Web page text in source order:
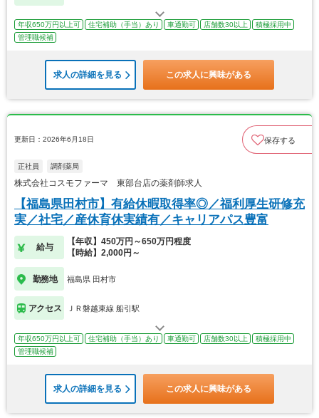
年収650万円以上可 住宅補助（手当）あり 車通勤可 店舗数30以上
積極採用中
管理職候補
求人の詳細を見る この求人に興味がある
更新日：2026年6月18日 保存する
正社員 調剤薬局
株式会社コスモファーマ 東部台店の薬剤師求人
【福島県田村市】有給休暇取得率◎／福利厚生研修充
実／社宅／産休育休実績有／キャリアパス豊富
給与
【年収】450万円～650万円程度
【時給】2,000円～
勤務地 福島県 田村市
アクセス ＪＲ磐越東線 船引駅
年収650万円以上可 住宅補助（手当）あり 車通勤可 店舗数30以上
積極採用中
管理職候補
求人の詳細を見る この求人に興味がある